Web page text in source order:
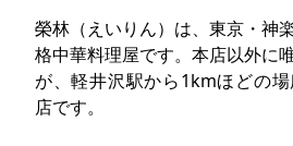
榮林（えいりん）は、東京・神
格中華料理屋です。本店以外に
が、軽井沢駅から1kmほどの
店です。